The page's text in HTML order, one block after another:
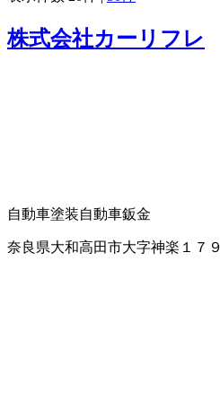
株式会社カーリフレ
自動車塗装自動車鈑金
奈良県大和高田市大字神楽１７９